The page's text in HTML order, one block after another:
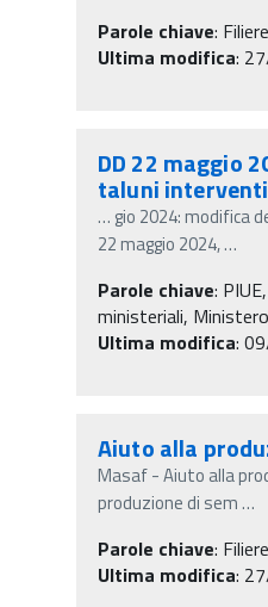
Parole chiave:
Ultima modifica:
DD 22 maggio
taluni
… gio 2024: modifica
22 maggio 2024,…
Parole chiave:
ministeriali,
Ultima modifica:
Aiuto alla
Masaf - Aiuto alla
produzione di sem…
Parole chiave:
Ultima modifica: